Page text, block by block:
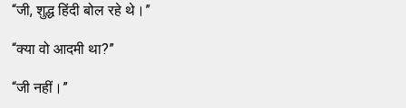
“जी, शुद्ध हिंदी बोल रहे थे।”
“क्या वो आदमी था?”
“जी नहीं।”